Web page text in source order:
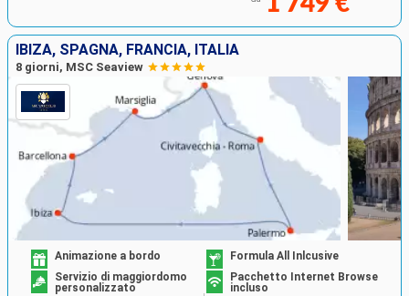
IBIZA, SPAGNA, FRANCIA, ITALIA
8 giorni, MSC Seaview
Animazione a bordo
Formula All Inlcusive
Servizio di maggiordomo
personalizzato
Pacchetto Internet Browse
incluso